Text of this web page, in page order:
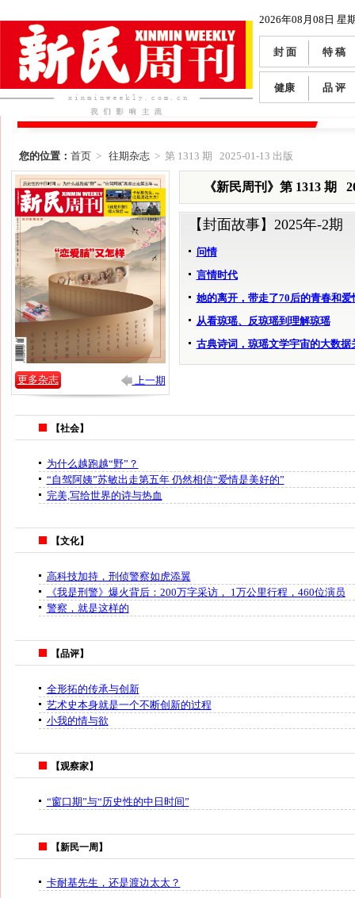
2026年08月08日 星
封 面 特 稿
健康 品 评
您的位置： 首页> 往期杂志> 第 1313 期 2025-01-13 出版
更多杂志 上一期
《新民周刊》第 1313 期
【封面故事】 2025年-2期
问情
言情时代
她的离开，带走了70后的青春和爱
从看琼瑶、反琼瑶到理解琼瑶
古典诗词，琼瑶文学宇宙的大数据
【社会】
为什么越跑越“野”？
“自驾阿姨”苏敏出走第五年 仍然相信“爱情是美好的”
完美,写给世界的诗与热血
【文化】
高科技加持，刑侦警察如虎添翼
《我是刑警》爆火背后：200万字采访， 1万公里行程，460位演员
警察，就是这样的
【品评】
全形拓的传承与创新
艺术史本身就是一个不断创新的过程
小我的情与欲
【观察家】
“窗口期”与“历史性的中日时间”
【新民一周】
卡耐基先生，还是渡边太太？